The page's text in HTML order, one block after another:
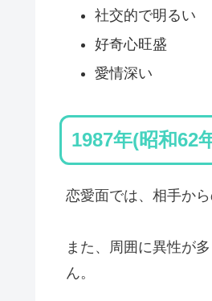
社交的で明るい
好奇心旺盛
愛情深い
1987年(昭和62
恋愛面では、相手か
また、周囲に異性が
ん。